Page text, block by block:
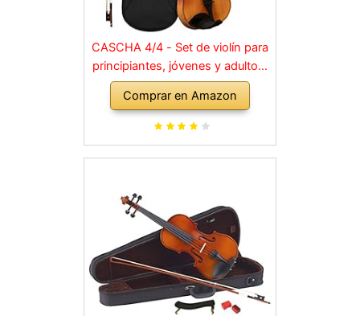
CASCHA 4/4 - Set de violín para
principiantes, jóvenes y adultos,
violín macizo con arco, colofonia,
cuerdas de repuesto, soporte
para hombro, maletín, abeto
Comprar en Amazon